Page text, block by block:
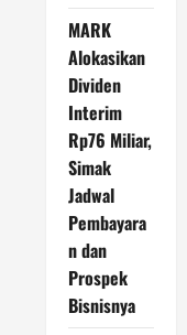
MARK
Alokasikan
Dividen
Interim
Rp76 Miliar,
Simak
Jadwal
Pembayara
n dan
Prospek
Bisnisnya